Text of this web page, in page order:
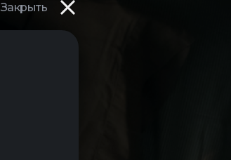
Закрыть